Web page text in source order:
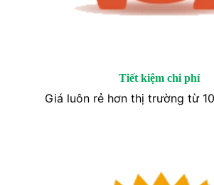
Tiết kiệm chi phí
Giá luôn rẻ hơn thị trường từ